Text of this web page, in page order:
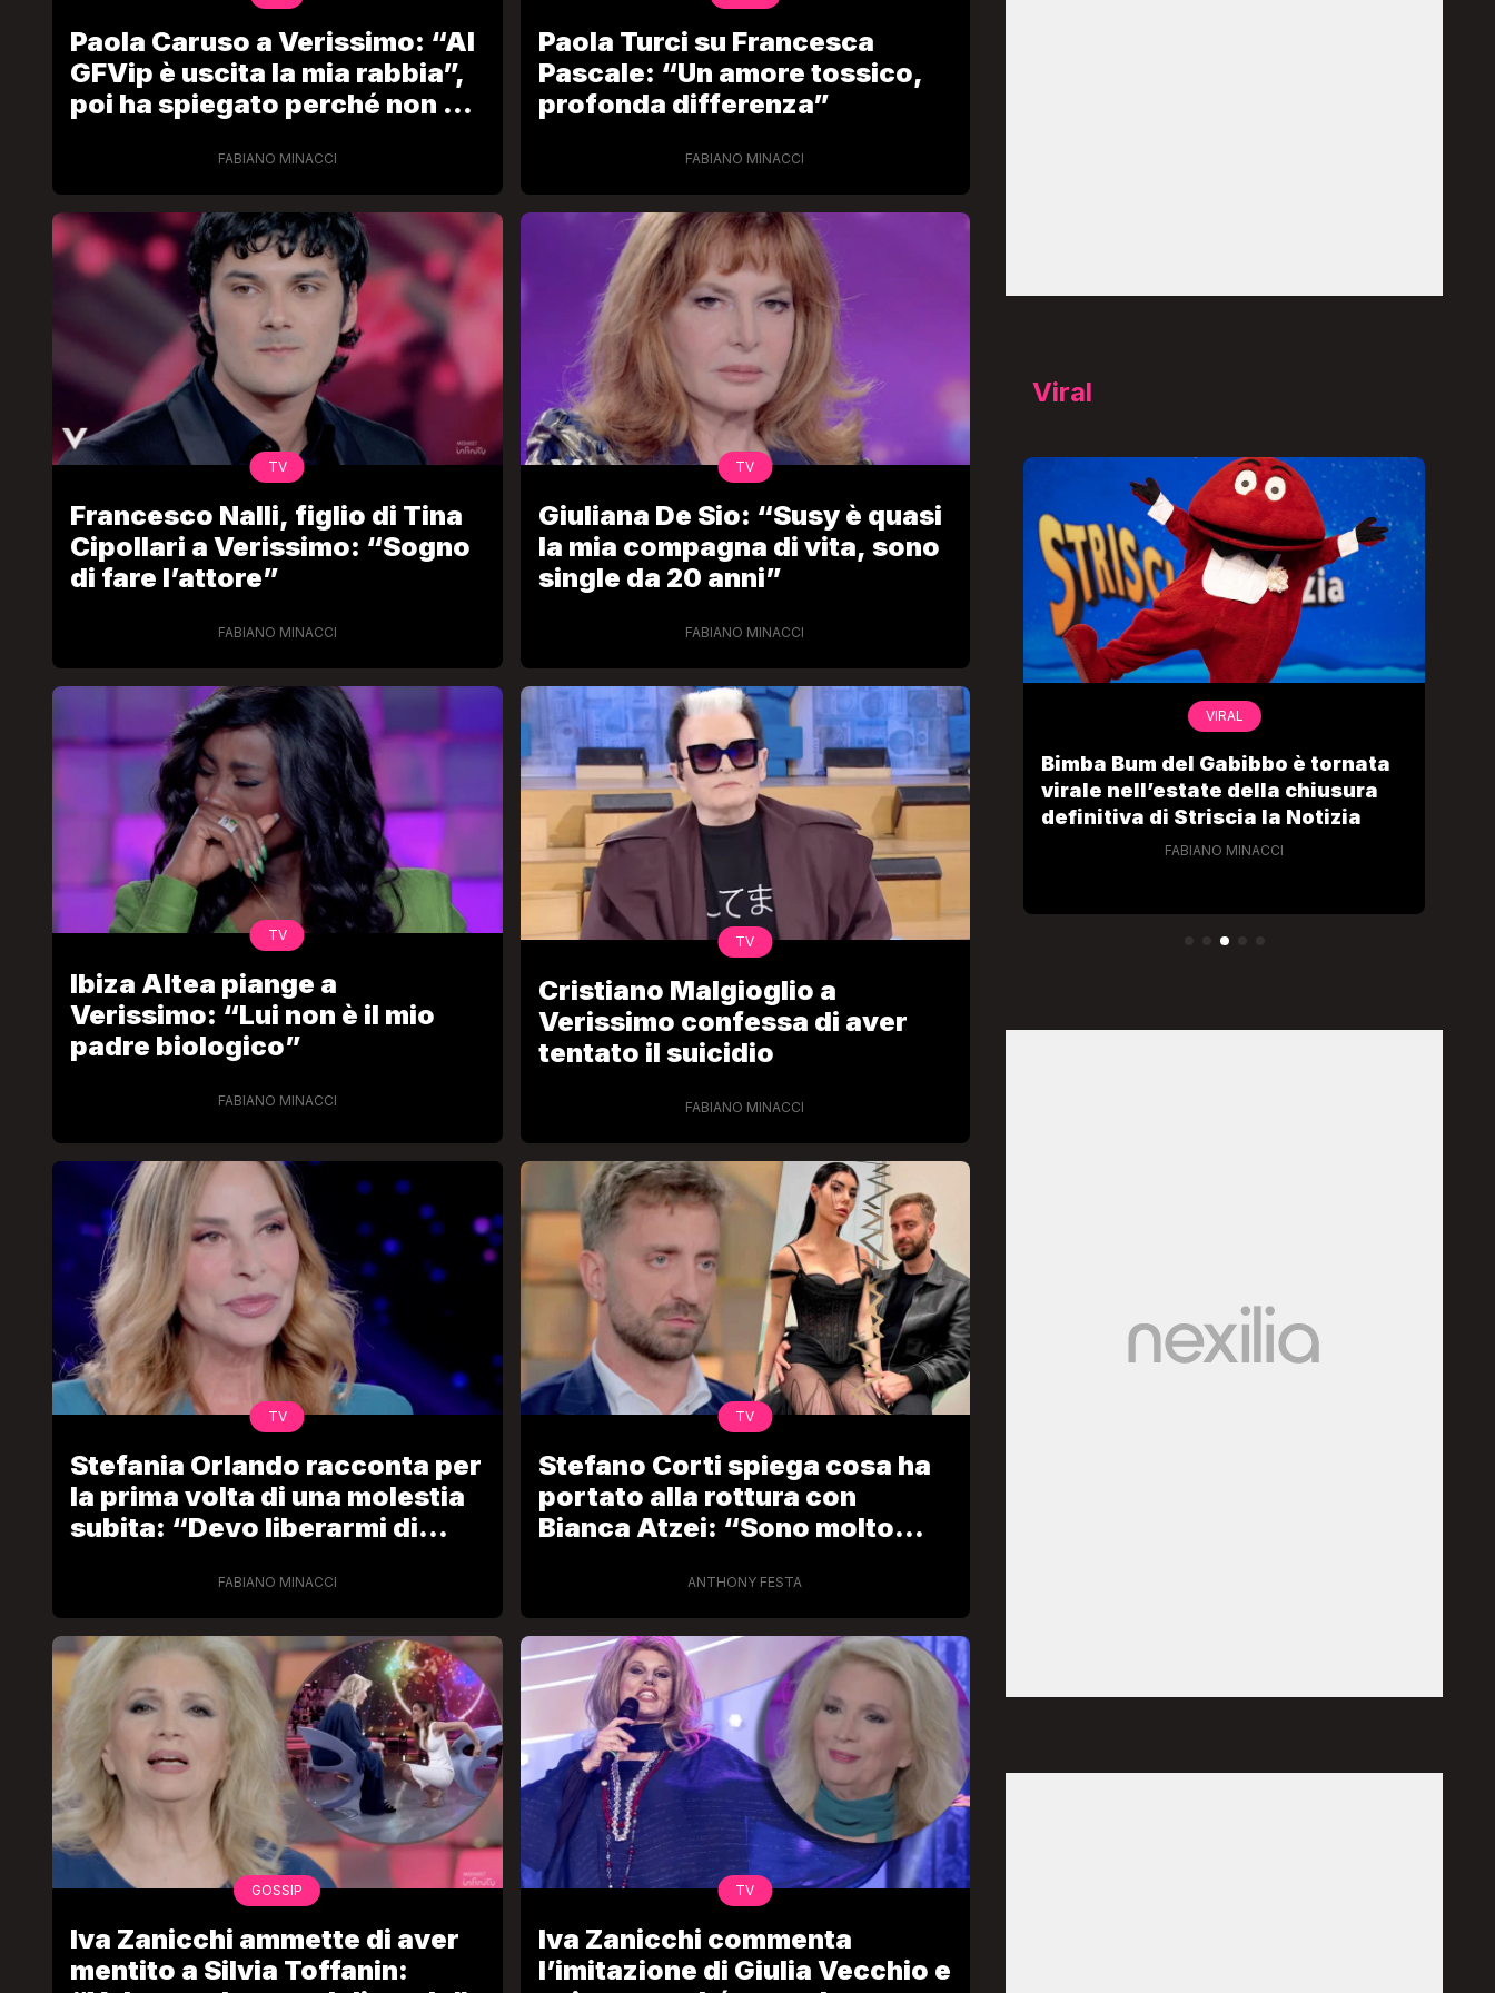
Paola Caruso a Verissimo: “Al
GFVip è uscita la mia rabbia”,
poi ha spiegato perché non è
FABIANO MINACCI
Paola Turci su Francesca
Pascale: “Un amore tossico,
profonda differenza”
FABIANO MINACCI
TV
Francesco Nalli, figlio di Tina
Cipollari a Verissimo: “Sogno
di fare l’attore”
FABIANO MINACCI
TV
Giuliana De Sio: “Susy è quasi
la mia compagna di vita, sono
single da 20 anni”
FABIANO MINACCI
TV
Ibiza Altea piange a
Verissimo: “Lui non è il mio
padre biologico”
FABIANO MINACCI
TV
Cristiano Malgioglio a
Verissimo confessa di aver
tentato il suicidio
FABIANO MINACCI
TV
Stefania Orlando racconta per
la prima volta di una molestia
subita: “Devo liberarmi di
FABIANO MINACCI
TV
Stefano Corti spiega cosa ha
portato alla rottura con
Bianca Atzei: “Sono molto
ANTHONY FESTA
GOSSIP
Iva Zanicchi ammette di aver
mentito a Silvia Toffanin:
TV
Iva Zanicchi commenta
l’imitazione di Giulia Vecchio e
Viral
Bambola Star, la festa di
compleanno con tutte le grandi
dive compie 15 anni: il video
completo
FABIANO MINACCI
VIRAL
Camilla Milanesi lascia tutto:
“Addio cike mie, siete state una
grande famiglia per me”
FABIANO MINACCI
VIRAL
Bimba Bum del Gabibbo è tornata
virale nell’estate della chiusura
definitiva di Striscia la Notizia
FABIANO MINACCI